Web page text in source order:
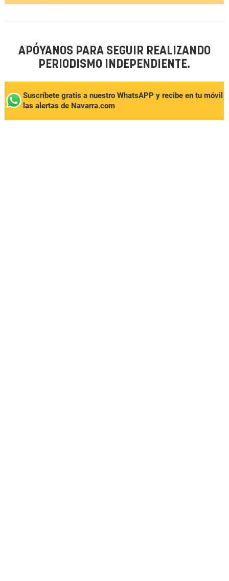
APÓYANOS PARA SEGUIR REALIZANDO
PERIODISMO INDEPENDIENTE.
Suscríbete gratis a nuestro WhatsAPP y recibe en tu móvil
las alertas de Navarra.com